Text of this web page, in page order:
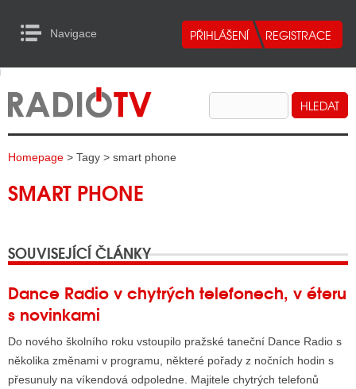
Navigace
RADIA
TELEVIZE
INTERNET
TISK
RADIA
RÁDIÍ
VYSÍLAČE
to Content
Homepage > Tagy > smart phone
SMART PHONE
SOUVISEJÍCÍ ČLÁNKY
Dance Radio v chytrých telefonech, v éteru
s novinkami
Do nového školního roku vstoupilo pražské taneční Dance Radio s
několika změnami v programu, některé pořady z nočních hodin s
přesunuly na víkendová odpoledne. Majitele chytrých telefonů